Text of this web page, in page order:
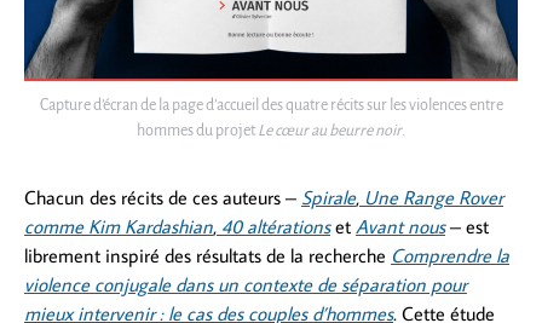
Capture d’écran de la page d’accueil des quatre récits sur les violences entre
hommes du projet Le cœur au beurre noir.
Chacun des récits de ces auteurs – Spirale, Une Range Rover
comme Kim Kardashian, 40 altérations et Avant nous– est
librement inspiré des résultats de la recherche Comprendre la
violence conjugale dans un contexte de séparation pour
mieux intervenir : le cas des couples d’hommes. Cette étude